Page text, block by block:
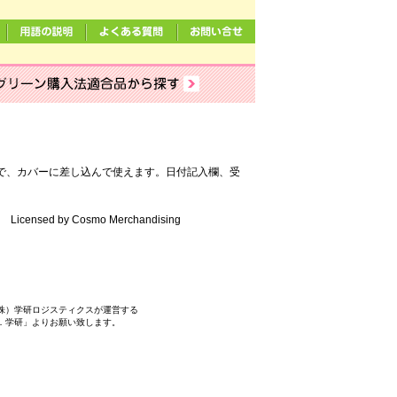
、カバーに差し込んで使えます。日付記入欄、受
Licensed by Cosmo Merchandising
）学研ロジスティクスが運営する
学研」よりお願い致します。